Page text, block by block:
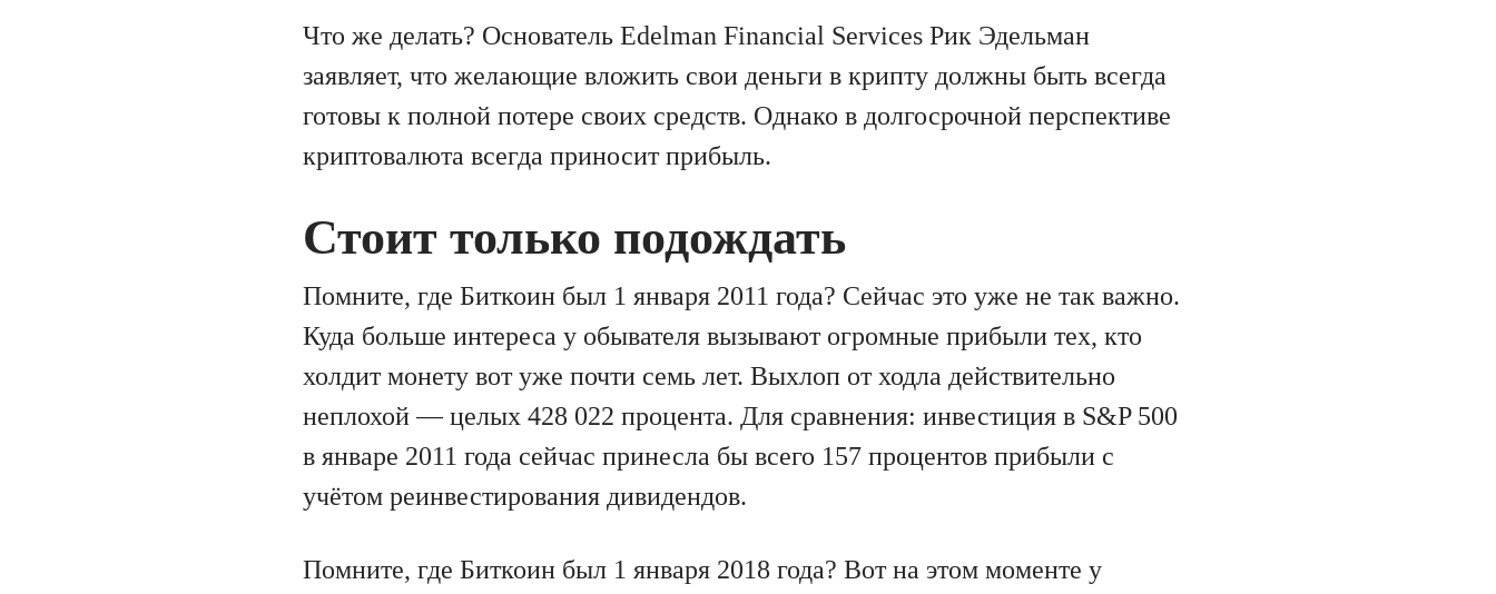
Что же делать? Основатель Edelman Financial Services Рик Эдельман
заявляет, что желающие вложить свои деньги в крипту должны быть всегда
готовы к полной потере своих средств. Однако в долгосрочной перспективе
криптовалюта всегда приносит прибыль.
Стоит только подождать
Помните, где Биткоин был 1 января 2011 года? Сейчас это уже не так важно.
Куда больше интереса у обывателя вызывают огромные прибыли тех, кто
холдит монету вот уже почти семь лет. Выхлоп от ходла действительно
неплохой — целых 428 022 процента. Для сравнения: инвестиция в S&P 500
в январе 2011 года сейчас принесла бы всего 157 процентов прибыли с
учётом реинвестирования дивидендов.
Помните, где Биткоин был 1 января 2018 года? Вот на этом моменте у